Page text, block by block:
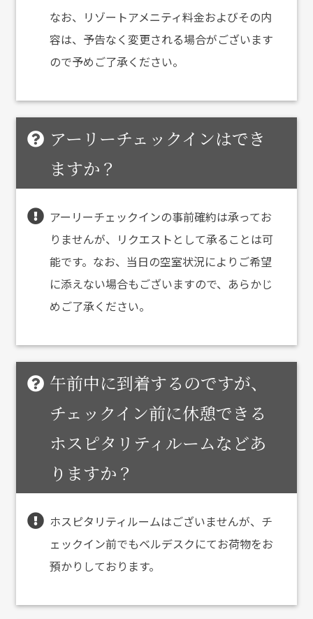
なお、リゾートアメニティ料金およびその内
容は、予告なく変更される場合がございます
ので予めご了承ください。
アーリーチェックインはでき
ますか？
アーリーチェックインの事前確約は承ってお
りませんが、リクエストとして承ることは可
能です。なお、当日の空室状況によりご希望
に添えない場合もございますので、あらかじ
めご了承ください。
午前中に到着するのですが、
チェックイン前に休憩できる
ホスピタリティルームなどあ
りますか？
ホスピタリティルームはございませんが、チ
ェックイン前でもベルデスクにてお荷物をお
預かりしております。